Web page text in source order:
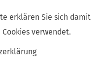
erklären Sie sich damit
verwendet.